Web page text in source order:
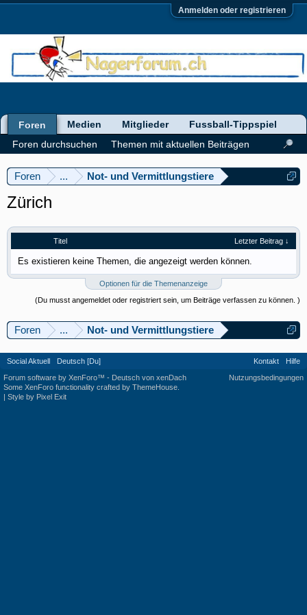
Anmelden oder registrieren
Foren ... Not- und Vermittlungstiere
Zürich
Titel Letzter Beitrag ↓
Es existieren keine Themen, die angezeigt werden können.
Optionen für die Themenanzeige
(Du musst angemeldet oder registriert sein, um Beiträge verfassen zu können. )
Foren ... Not- und Vermittlungstiere
Foren
Foren durchsuchen
Themen mit aktuellen Beiträgen
Medien Mitglieder Fussball-Tippspiel
Social Aktuell Deutsch [Du] Kontakt
Hilfe
Nutzungsbedingungen
Forum software by XenForo™ - Deutsch von xenDach
Some XenForo functionality crafted by ThemeHouse
| Style by Pixel Exit